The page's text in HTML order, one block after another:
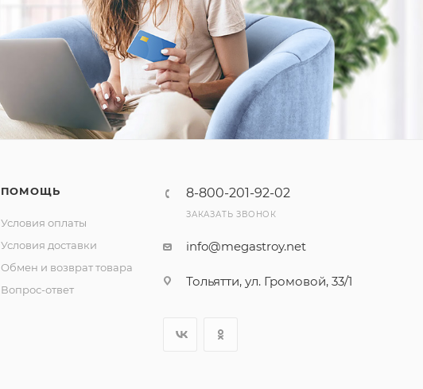
ПОМОЩЬ
Условия оплаты
Условия доставки
Обмен и возврат товара
Вопрос-ответ
8-800-201-92-02
ЗАКАЗАТЬ ЗВОНОК
info@megastroy.net
Тольятти, ул. Громовой, 33/1